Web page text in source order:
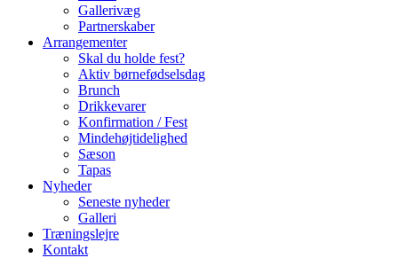
Gallerivæg
Partnerskaber
Arrangementer
Skal du holde fest?
Aktiv børnefødselsdag
Brunch
Drikkevarer
Konfirmation / Fest
Mindehøjtidelighed
Sæson
Tapas
Nyheder
Seneste nyheder
Galleri
Træningslejre
Kontakt